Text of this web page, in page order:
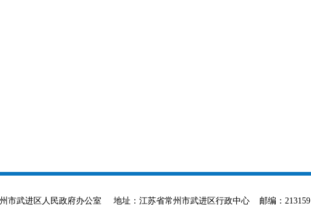
市武进区人民政府办公室 地址：江苏省常州市武进区行政中心 邮编：213159